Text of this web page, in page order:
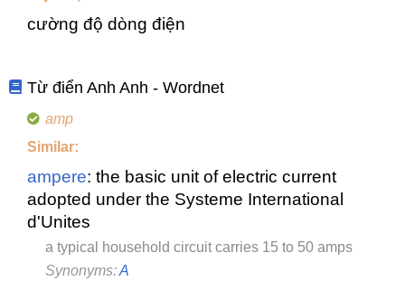
cường độ dòng điện
Từ điển Anh Anh - Wordnet
amp
Similar:
ampere: the basic unit of electric current
adopted under the Systeme International
d'Unites
a typical household circuit carries 15 to 50 amps
Synonyms:A